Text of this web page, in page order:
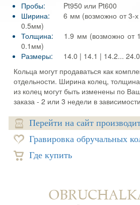
Пробы:
Pt950 или Pt600
Ширина:
6 мм (возможно от 3-
0.5мм)
Толщина:
1.9 мм (возможно от
0.1мм)
Размеры:
14.0 | 14.1 | 14.2... 24.0
Кольца могут продаваться как
отдельности. Ширина колец,
из колец могут быть изменены по
заказа - 2 или 3 недели в
Перейти на сайт
Гравировка обручальных
Где купить